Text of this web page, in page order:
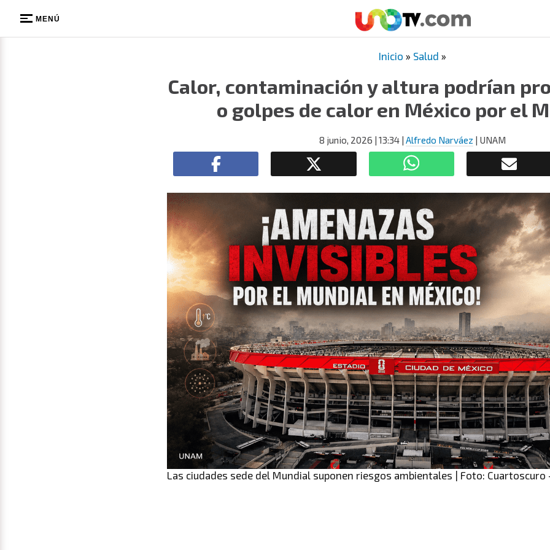
MENÚ
Inicio » Salud »
Calor, contaminación y altura podrían
o golpes de calor en México por el
8 junio, 2026 | 13:34 | Alfredo Narváez | UNAM
Las ciudades sede del Mundial suponen riesgos ambientales | Foto: Cuartoscuro